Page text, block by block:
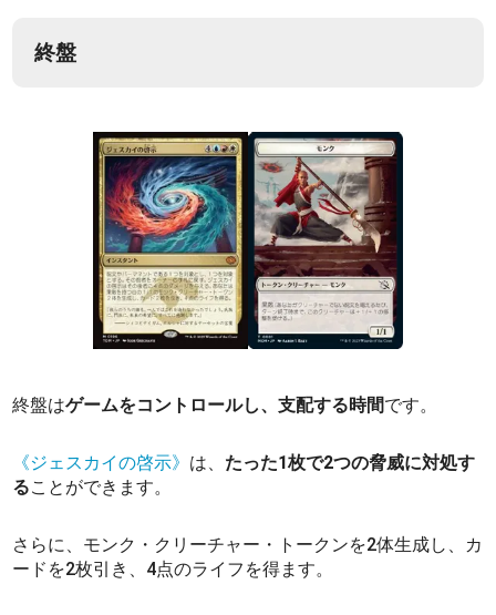
終盤
終盤はゲームをコントロールし、支配する時間です。
《ジェスカイの啓示》 は、 たった1枚で2つの脅威に対処す
ることができます。
さらに、モンク・クリーチャー・トークンを2体生成し、カ
ードを2枚引き、4点のライフを得ます。